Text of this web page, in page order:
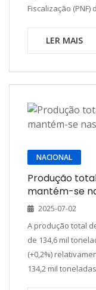
Fiscalização (PNF)
LER MAIS
NACIONAL
Produção
mantém-se
2025-07-02
A produção total
de 134,6 mil
(+0,2%)
134,2 mil